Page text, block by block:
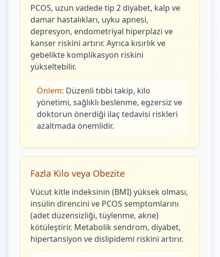
PCOS, uzun vadede tip 2 diyabet, kalp ve
damar hastalıkları, uyku apnesi,
depresyon, endometriyal hiperplazi ve
kanser riskini artırır. Ayrıca kısırlık ve
gebelikte komplikasyon riskini
yükseltebilir.
Önlem: Düzenli tıbbi takip, kilo
yönetimi, sağlıklı beslenme, egzersiz ve
doktorun önerdiği ilaç tedavisi riskleri
azaltmada önemlidir.
Fazla Kilo veya Obezite
Vücut kitle indeksinin (BMI) yüksek olması,
insülin direncini ve PCOS semptomlarını
(adet düzensizliği, tüylenme, akne)
kötüleştirir. Metabolik sendrom, diyabet,
hipertansiyon ve dislipidemi riskini artırır.